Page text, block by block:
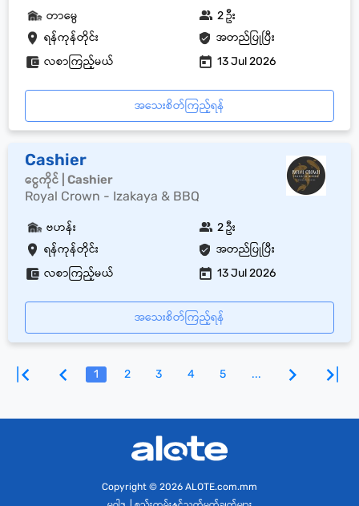
ရန်ကုန်တိုင်း အတည်ပြုပြီး
တာမွေ 2 ဦး
လစာကြည့်မယ် 13 Jul 2026
အသေးစိတ်ကြည့်ရန်
Cashier
ငွေကိုင် | Cashier
Royal Crown - Izakaya & BBQ
ရန်ကုန်တိုင်း အတည်ပြုပြီး
ဗဟန်း 2 ဦး
လစာကြည့်မယ် 13 Jul 2026
အသေးစိတ်ကြည့်ရန်
1 2 3 4 5 ...
Copyright © 2026 ALOTE.com.mm